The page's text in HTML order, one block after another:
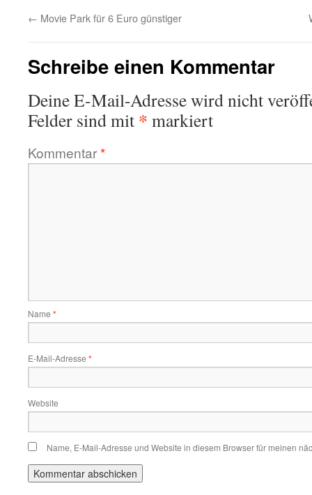
← Movie Park für 6 Euro günstiger
Schreibe einen Kommentar
Deine E-Mail-Adresse wird nicht
Felder sind mit * markiert
Kommentar*
Name *
E-Mail-Adresse *
Website
Name, E-Mail-Adresse und Website in diesem Browser für meinen